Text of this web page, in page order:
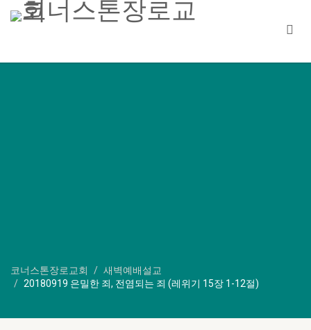
코너스톤장로교회
새벽예배설교
20180919 은밀한 죄, 전염되는 죄 (레위기 15장 1-12절)